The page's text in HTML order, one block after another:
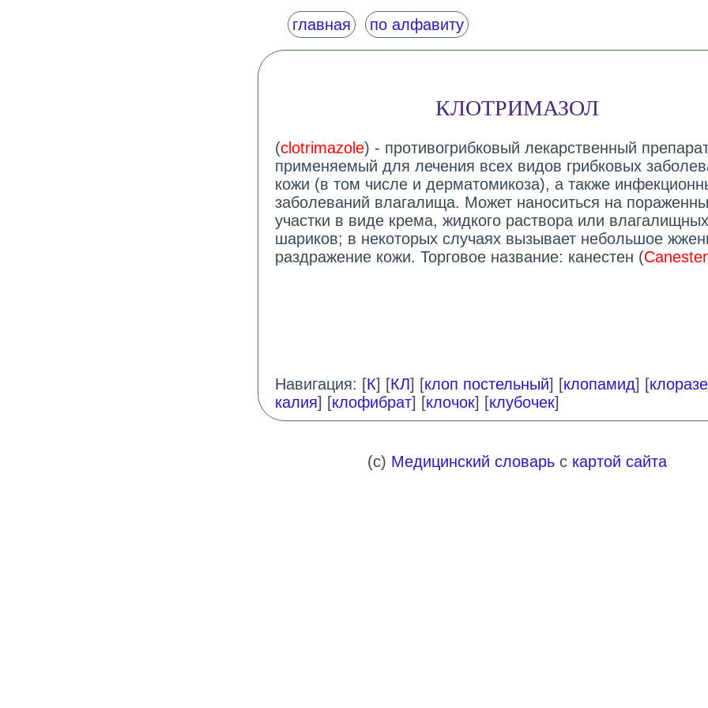
главная по алфавиту
КЛОТРИМАЗОЛ
(clotrimazole) - противогрибковый лекарственный
применяемый для лечения всех видов грибковых
кожи (в том числе и дерматомикоза), а также
заболеваний влагалища. Может наноситься на
участки в виде крема, жидкого раствора или влагалищных
шариков; в некоторых случаях вызывает небольшое
раздражение кожи. Торговое название: канестен (
Навигация: [К] [КЛ] [клоп постельный] [клопамид] [
калия] [клофибрат] [клочок] [клубочек]
(c) Медицинский словарьс картой сайта